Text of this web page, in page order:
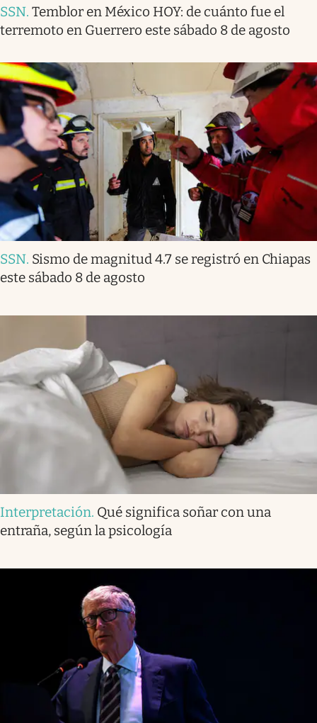
SSN. Temblor en México HOY: de cuánto fue el
terremoto en Guerrero este sábado 8 de agosto
SSN. Sismo de magnitud 4.7 se registró en Chiapas
este sábado 8 de agosto
Interpretación. Qué significa soñar con una
entraña, según la psicología